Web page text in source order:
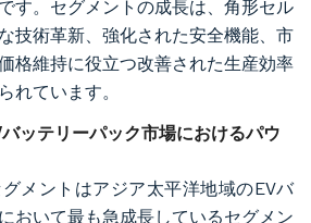
す。セグメントの成長は、角形セル
技術革新、強化された安全機能、市
格維持に役立つ改善された生産効率
れています。
ッテリーパック市場におけるパウ
メントはアジア太平洋地域のEVバ
おいて最も急成長しているセグメン